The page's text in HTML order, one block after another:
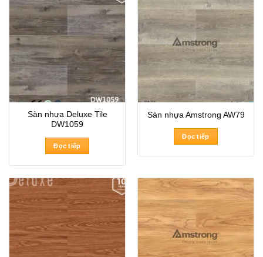
Sàn nhựa Deluxe Tile
DW1059
Đọc tiếp
Sàn nhựa Amstrong AW79
Đọc tiếp